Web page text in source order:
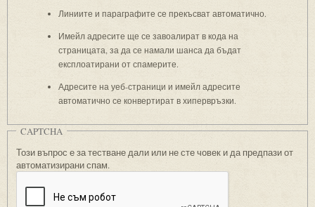
Линиите и параграфите се прекъсват автоматично.
Имейл адресите ще се завоалират в кода на
страницата, за да се намали шанса да бъдат
експлоатирани от спамерите.
Адресите на уеб-страници и имейл адресите
автоматично се конвертират в хипервръзки.
CAPTCHA
Този въпрос е за тестване дали или не сте човек и да предпази от
автоматизирани спам.